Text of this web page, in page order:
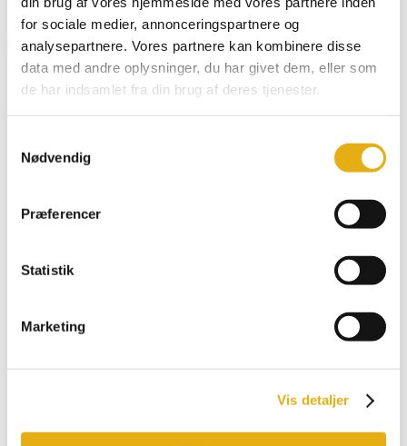
for sociale medier, annonceringspartnere og
analysepartnere. Vores partnere kan kombinere disse
data med andre oplysninger, du har givet dem, eller som
de har indsamlet fra din brug af deres tjenester.
Nødvendig
Præferencer
Statistik
Marketing
Vis detaljer
Klistermærker & Reklameartikler
Dansk
English
Udluftningsprop 3/8″
601368
UDLUFTNINGSSLANGE